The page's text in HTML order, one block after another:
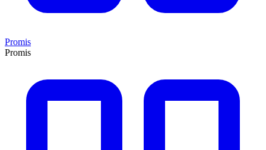
Promis
Promis